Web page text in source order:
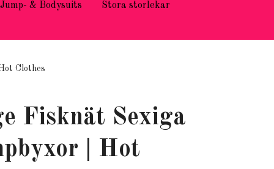
Jump- & Bodysuits
Stora storlekar
Clothes
Fisknät Sexiga
| Hot